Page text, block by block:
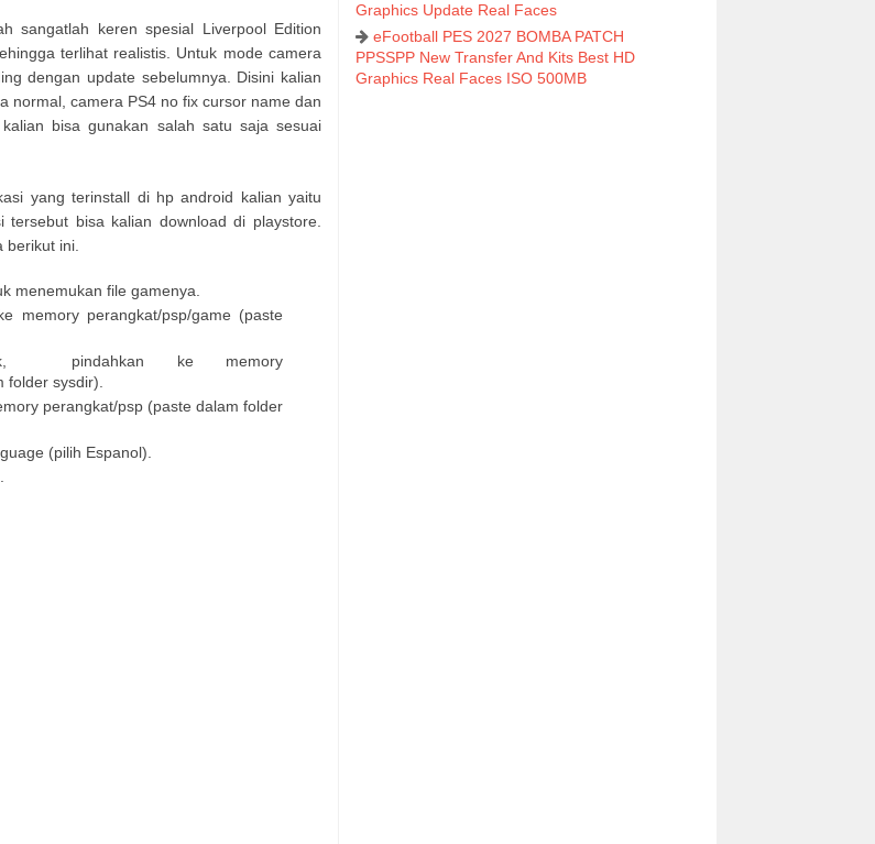
sangatlah keren spesial Liverpool Edition
terlihat realistis. Untuk mode camera
dengan update sebelumnya. Disini kalian
normal, camera PS4 no fix cursor name dan
bisa gunakan salah satu saja sesuai
yang terinstall di hp android kalian yaitu
bisa kalian download di playstore.
ini.
menemukan file gamenya.
memory perangkat/psp/game (paste
pindahkan ke memory
sysdir).
perangkat/psp (paste dalam folder
(pilih Espanol).
Graphics Update Real Faces
eFootball PES 2027 BOMBA PATCH
PPSSPP New Transfer And Kits Best HD
Graphics Real Faces ISO 500MB